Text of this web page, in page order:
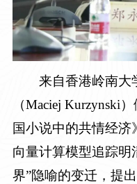
来自香港岭南大
（Maciej Kurzynski）
国小说中的共情经
向量计算模型追踪明
界”隐喻的变迁，提